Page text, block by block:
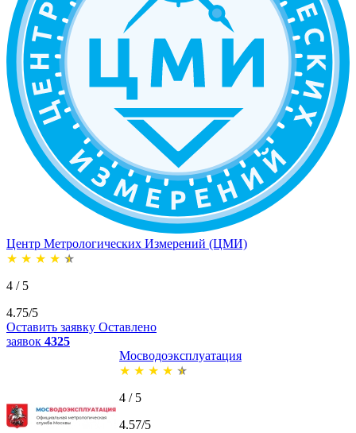
Центр Метрологических Измерений (ЦМИ)
★ ★ ★ ★ ★
4 / 5
4.75/5
Оставить заявку Оставлено
заявок 4325
Мосводоэксплуатация
★ ★ ★ ★ ★
4 / 5
4.57/5